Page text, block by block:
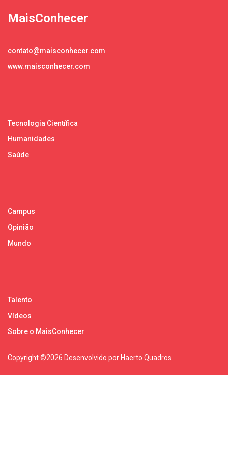
MaisConhecer
contato@maisconhecer.com
www.maisconhecer.com
Tecnologia Científica
Humanidades
Saúde
Campus
Opinião
Mundo
Talento
Vídeos
Sobre o MaisConhecer
Copyright ©2026 Desenvolvido por Haerto Quadros